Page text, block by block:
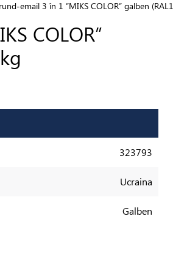
email 3 în 1 ”MIKS COLOR” galben
COLOR”
323793
Ucraina
Galben